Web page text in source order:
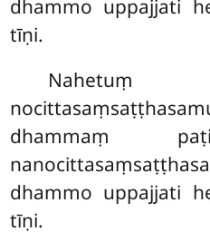
dhammo uppajjati
tīṇi.
Nahetuṃ
dhammaṃ
dhammo uppajjati
tīṇi.